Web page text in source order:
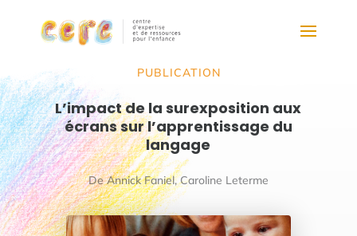
PUBLICATION
L’impact de la surexposition aux
écrans sur l’apprentissage du
langage
De Annick Faniel, Caroline Leterme